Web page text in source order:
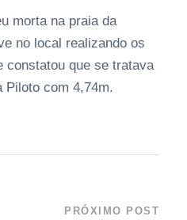
morta na praia da
no local realizando os
constatou que se tratava
Piloto com 4,74m.
PRÓXIMO POST